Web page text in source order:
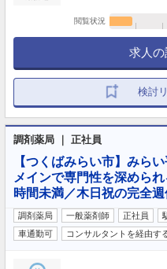
閲覧状況
求人の
検討
調剤薬局 ｜ 正社員
【つくばみらい市】みら
メインで専門性を深めら
時間未満／木日祝の完全
調剤薬局 一般薬剤師 正社員
車通勤可
コンサルタントを経由す